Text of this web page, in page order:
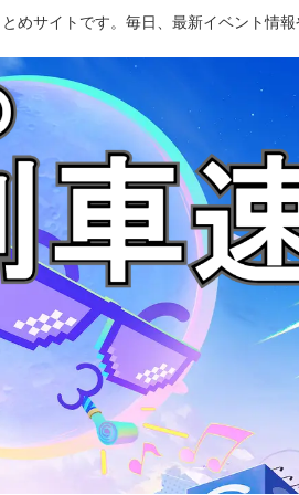
めサイトです。毎日、最新イベント情